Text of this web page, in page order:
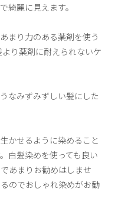
綺麗に見えます。
まり力のある薬剤を使う
り薬剤に耐えられないケ
なみずみずしい髪にした
かせるように染めること
白髪染めを使っても良い
あまりお勧めはしませ
のでおしゃれ染めがお勧